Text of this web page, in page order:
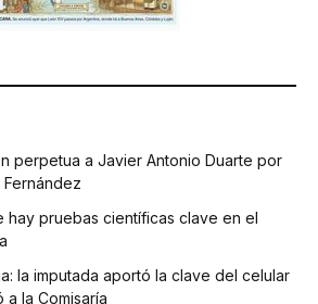
perpetua a Javier Antonio Duarte por
hay pruebas científicas clave en el
la imputada aportó la clave del celular
la Comisaría